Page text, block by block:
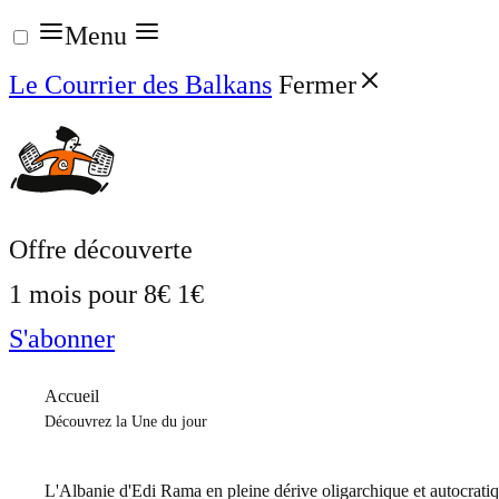
Aller
au
contenu
Menu
Le Courrier des Balkans Fermer
Offre découverte
1 mois pour 8€ 1€
S'abonner
Accueil
Découvrez la Une du jour
L'Albanie d'Edi Rama en pleine dérive oligarchique et